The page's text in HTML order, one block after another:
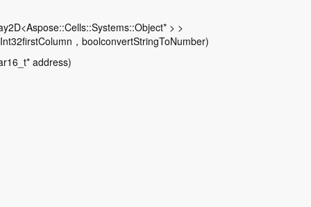
> >
，boolconvertStringToNumber)
address)